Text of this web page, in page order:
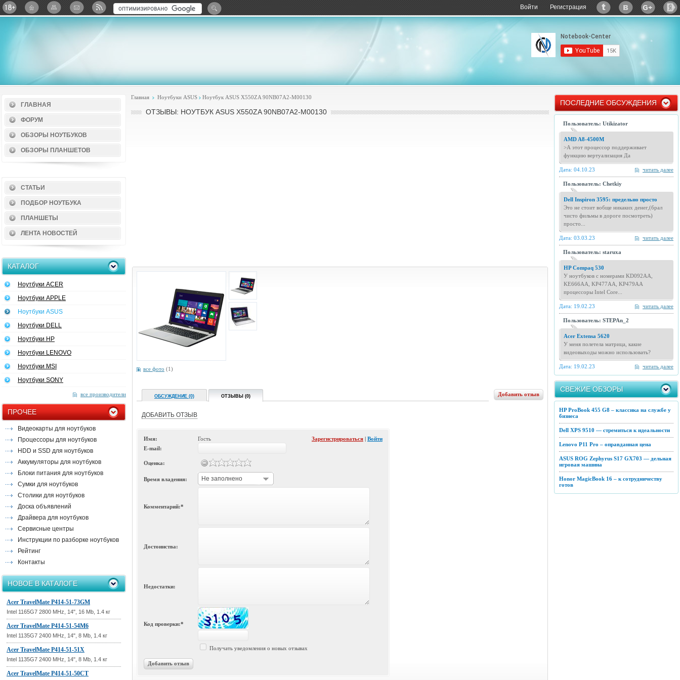
Войти Регистрация
Twitter ВКонтактеGoogle+Яндекс: Каталог виджетов
ГЛАВНАЯ
ФОРУМ
ОБЗОРЫ НОУТБУКОВ
ОБЗОРЫ ПЛАНШЕТОВ
СТАТЬИ
ПОДБОР НОУТБУКА
ПЛАНШЕТЫ
ЛЕНТА НОВОСТЕЙ
КАТАЛОГ
Ноутбуки ACER
Ноутбуки APPLE
Ноутбуки ASUS
Ноутбуки DELL
Ноутбуки HP
Ноутбуки LENOVO
Ноутбуки MSI
Ноутбуки SONY
все производители
ПРОЧЕЕ
Видеокарты для ноутбуков
Процессоры для ноутбуков
HDD и SSD для ноутбуков
Аккумуляторы для ноутбуков
Блоки питания для ноутбуков
Сумки для ноутбуков
Столики для ноутбуков
Доска объявлений
Драйвера для ноутбуков
Сервисные центры
Инструкции по разборке ноутбуков
Рейтинг
Контакты
НОВОЕ В КАТАЛОГЕ
Acer TravelMate P414-51-73GM
Intel 1165G7 2800 MHz, 14", 16 Mb, 1.4 кг
Acer TravelMate P414-51-54M6
Intel 1135G7 2400 MHz, 14", 8 Mb, 1.4 кг
Acer TravelMate P414-51-51X
Intel 1135G7 2400 MHz, 14", 8 Mb, 1.4 кг
Acer TravelMate P414-51-50CT
Главная Ноутбуки ASUS Ноутбук ASUS X550ZA 90NB07A2-M00130
ОТЗЫВЫ: НОУТБУК ASUS X550ZA 90NB07A2-M00130
все фото (1)
ОБСУЖДЕНИЕ (0) ОТЗЫВЫ (0) Добавить отзыв
ДОБАВИТЬ ОТЗЫВ
Имя: Гость Зарегистрироваться | Войти
E-mail:
Оценка:
Время владения: Не заполнено
Комментарий:*
Достоинства:
Недостатки:
Код проверки:*
Получать уведомления о новых отзывах
Добавить отзыв
ПОСЛЕДНИЕ ОБСУЖДЕНИЯ
Пользователь: Utikizator
AMD A8-4500M
>А этот процессор поддерживает
функцию вертуализация Да
читать далее
Дата: 04.10.23
Пользователь: Chetkiy
Dell Inspiron 3595: предельно просто
Это не стоит вобще никаких денег,(брал
чисто фильмы в дороге посмотреть)
просто...
читать далее
Дата: 03.03.23
Пользователь: staruxa
HP Compaq 530
У ноутбуков с номерами KD092AA,
KE666AA, KP477AA, KP479AA
процессоры Intel Core...
читать далее
Дата: 19.02.23
Пользователь: STEPAn_2
Acer Extensa 5620
У меня полетела матрица, какие
видеовыходы можно использовать?
читать далее
Дата: 19.02.23
СВЕЖИЕ ОБЗОРЫ
HP ProBook 455 G8 – классика на службе у
бизнеса
Dell XPS 9510 — стремиться к идеальности
Lenovo P11 Pro – оправданная цена
ASUS ROG Zephyrus S17 GX703 — дельная
игровая машина
Honor MagicBook 16 – к сотрудничеству
готов